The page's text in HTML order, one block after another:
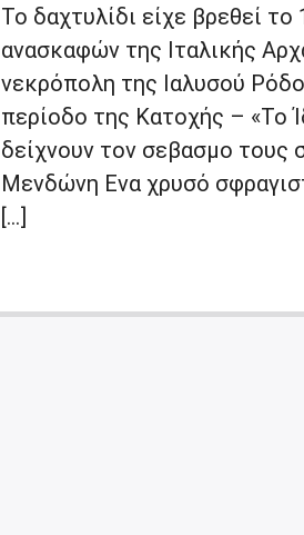
Το δαχτυλίδι είχε βρεθεί
ανασκαφών της Ιταλικής
νεκρόπολη της Ιαλυσού
περίοδο της Κατοχής – «Το
δείχνουν τον σεβασμο τους
Μενδώνη Eνα χρυσό
[…]